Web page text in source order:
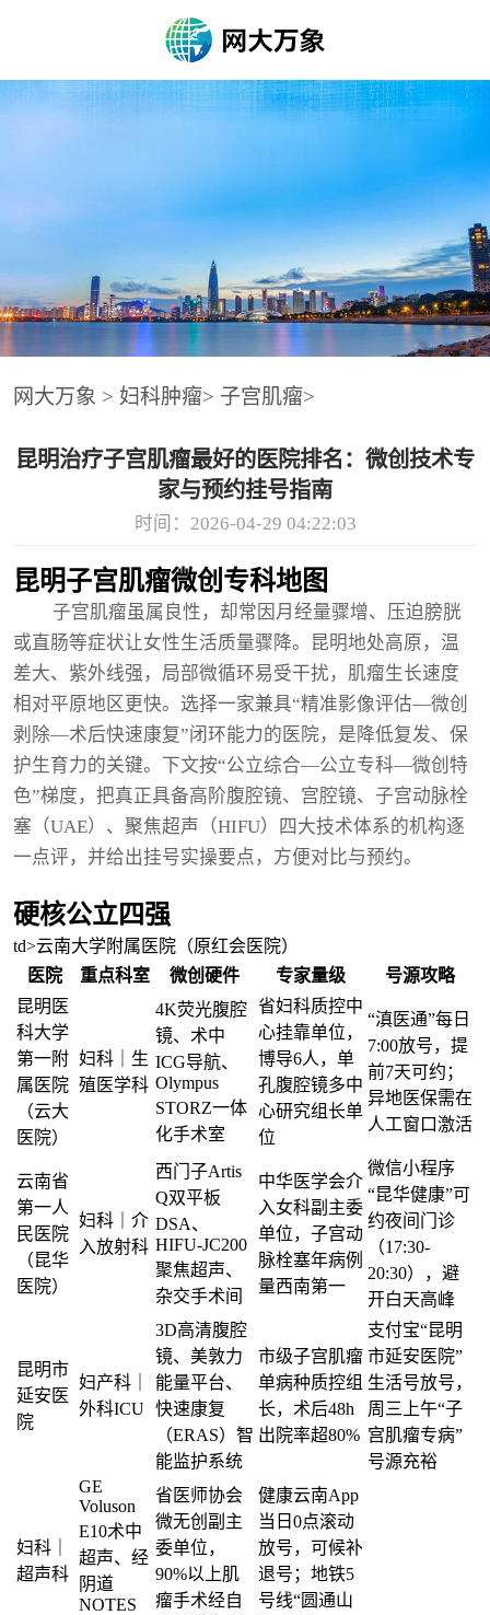
网大万象 > 妇科肿瘤> 子宫肌瘤>
昆明治疗子宫肌瘤最好的医院排名：微创技术专
家与预约挂号指南
时间：2026-04-29 04:22:03
昆明子宫肌瘤微创专科地图
子宫肌瘤虽属良性，却常因月经量骤增、压迫膀胱
或直肠等症状让女性生活质量骤降。昆明地处高原，温
差大、紫外线强，局部微循环易受干扰，肌瘤生长速度
相对平原地区更快。选择一家兼具“精准影像评估—微创
剥除—术后快速康复”闭环能力的医院，是降低复发、保
护生育力的关键。下文按“公立综合—公立专科—微创特
色”梯度，把真正具备高阶腹腔镜、宫腔镜、子宫动脉栓
塞（UAE）、聚焦超声（HIFU）四大技术体系的机构逐
一点评，并给出挂号实操要点，方便对比与预约。
硬核公立四强
td>云南大学附属医院（原红会医院）
医院
重点科室 微创硬件 专家量级
号源攻略
昆明医
科大学
第一附
属医院
（云大
医院）
妇科｜生
殖医学科
4K荧光腹腔
镜、术中
ICG导航、
Olympus
STORZ一体
化手术室
省妇科质控中
心挂靠单位，
博导6人，单
孔腹腔镜多中
心研究组长单
位
“滇医通”每日
7:00放号，提
前7天可约；
异地医保需在
人工窗口激活
云南省
第一人
民医院
（昆华
医院）
妇科｜介
入放射科
西门子Artis
Q双平板
DSA、
HIFU-JC200
聚焦超声、
杂交手术间
中华医学会介
入女科副主委
单位，子宫动
脉栓塞年病例
量西南第一
微信小程序
“昆华健康”可
约夜间门诊
（17:30-
20:30），避
开白天高峰
昆明市
延安医
院
妇产科｜
外科ICU
3D高清腹腔
镜、美敦力
能量平台、
快速康复
（ERAS）智
能监护系统
市级子宫肌瘤
单病种质控组
长，术后48h
出院率超80%
支付宝“昆明
市延安医院”
生活号放号，
周三上午“子
宫肌瘤专病”
号源充裕
妇科｜
超声科
GE
Voluson
E10术中
超声、经
阴道
NOTES
省医师协会
微无创副主
委单位，
90%以上肌
瘤手术经自
健康云南App
当日0点滚动
放号，可候补
退号；地铁5
号线“圆通山